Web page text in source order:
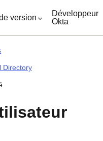
version
Développeur
Okta
Directory